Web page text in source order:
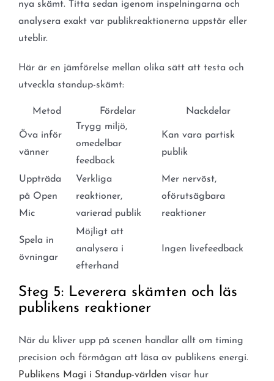
nya skämt. Titta sedan igenom inspelningarna och
analysera exakt var publikreaktionerna uppstår eller
uteblir.
Här är en jämförelse mellan olika sätt att testa och
utveckla standup-skämt:
Metod Fördelar Nackdelar
Öva inför
vänner
Trygg miljö,
omedelbar
feedback
Kan vara partisk
publik
Uppträda
på Open
Mic
Verkliga
reaktioner,
varierad publik
Mer nervöst,
oförutsägbara
reaktioner
Spela in
övningar
Möjligt att
analysera i
efterhand
Ingen livefeedback
Steg 5: Leverera skämten och läs
publikens reaktioner
När du kliver upp på scenen handlar allt om timing
precision och förmågan att läsa av publikens energi.
Publikens Magi i Standup-världen visar hur